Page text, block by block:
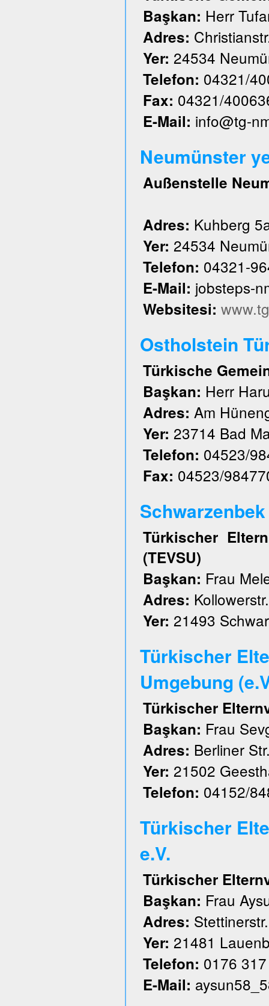
Başkan: Herr
Adres:
Yer: 24534
Telefon: 04321/
Fax: 04321/
E-Mail: info@tg-
Neumünster
Außenstelle
Adres: Kuhberg
Yer: 24534
Telefon: 04321-
E-Mail: jobsteps-
Websitesi:
Ostholstein
Türkische
Başkan: Herr
Adres: Am
Yer: 23714 Bad
Telefon: 04523/
Fax: 04523/
Türkischer
(TEVSU)
Başkan: Frau
Adres:
Yer: 21493
Türkischer
Umgebung
Türkischer
Başkan: Frau
Adres: Berliner
Yer: 21502
Telefon: 04152/
Türkischer
e.V.
Türkischer
Başkan: Frau
Adres:
Yer: 21481
Telefon: 0176
E-Mail: